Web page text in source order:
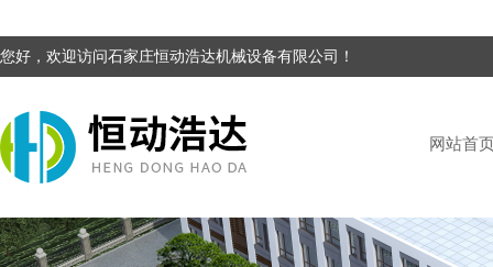
您好，欢迎访问石家庄恒动浩达机械设备有限公司！
网站首